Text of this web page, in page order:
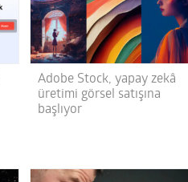
Adobe Stock, yapay zekâ
üretimi görsel satışına
başlıyor